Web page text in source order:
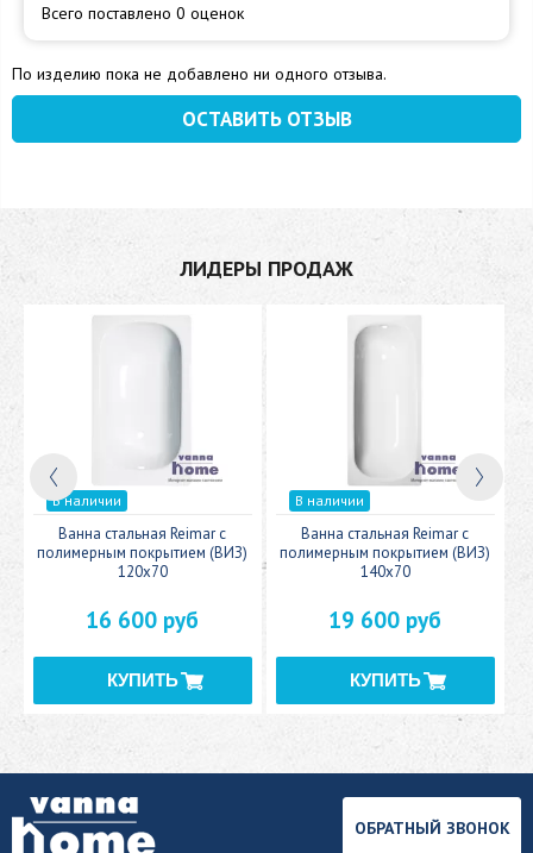
Всего поставлено 0 оценок
По изделию пока не добавлено ни одного отзыва.
ОСТАВИТЬ ОТЗЫВ
ЛИДЕРЫ ПРОДАЖ
В наличии
Ванна стальная Reimar с
полимерным покрытием (ВИЗ)
120x70
16 600 руб
В наличии
Ванна стальная Reimar с
полимерным покрытием (ВИЗ)
140x70
19 600 руб
ОБРАТНЫЙ ЗВОНОК